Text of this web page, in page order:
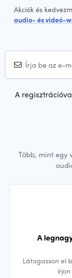
Akciók és
audio- és videó-
A
Több, mint egy
A
Látogasson el